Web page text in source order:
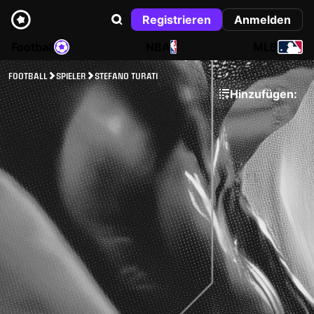
Registrieren
Anmelden
NBA
FOOTBALL SPIELER STEFANO TURATI
Hinzufügen: